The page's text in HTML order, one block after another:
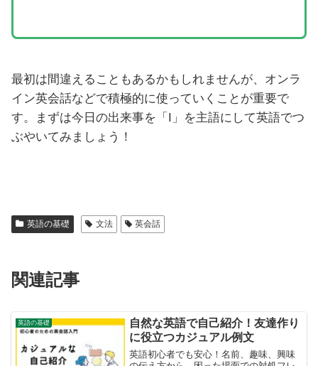
最初は間違えることもあるかもしれませんが、オンラ
イン英会話などで積極的に使っていくことが重要で
す。まずは今日の出来事を「I」を主語にして英語でつ
ぶやいてみましょう！
英語の基礎 文法 英会話
関連記事
英語の基礎
自然な英語で自己紹介！友達作り
に役立つカジュアル例文
英語初心者でも安心！名前、趣味、興味